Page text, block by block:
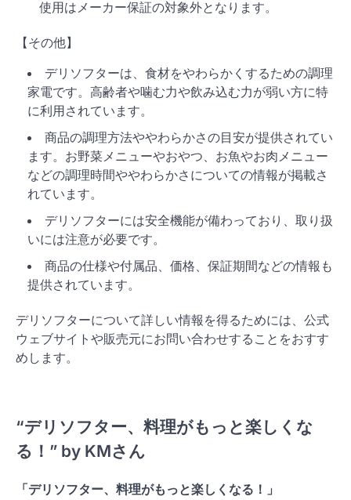
使用はメーカー保証の対象外となります。
【その他】
デリソフターは、食材をやわらかくするための調理
家電です。高齢者や噛む力や飲み込む力が弱い方に特
に利用されています。
商品の調理方法ややわらかさの目安が提供されてい
ます。お野菜メニューやおやつ、お魚やお肉メニュー
などの調理時間ややわらかさについての情報が掲載さ
れています。
デリソフターには安全機能が備わっており、取り扱
いには注意が必要です。
商品の仕様や付属品、価格、保証期間などの情報も
提供されています。
デリソフターについて詳しい情報を得るためには、公式
ウェブサイトや販売元にお問い合わせすることをおすす
めします。
“デリソフター、料理がもっと楽しくな
る！” by KMさん
「デリソフター、料理がもっと楽しくなる！」